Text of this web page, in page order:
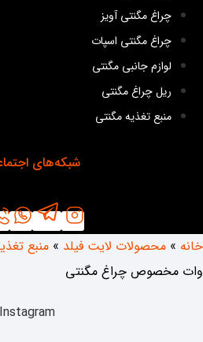
چراغ مگنتی آویز
چراغ مگنتی اسپات
لوازم جانبی مگنتی
ریل چراغ مگنتی
منبع تغذیه مگنتی
شبکه‌های
خانه » محصولات لایت فیلد » منبع
وات مخصوص چراغ مگنتی
Instagram